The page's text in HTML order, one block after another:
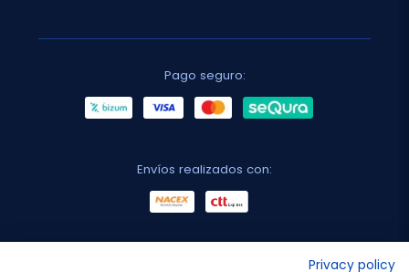
Pago seguro:
Envíos realizados con:
Privacy policy